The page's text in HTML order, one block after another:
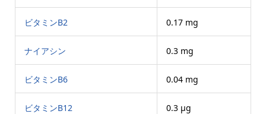
ビタミンB2 0.17 mg
ナイアシン 0.3 mg
ビタミンB6 0.04 mg
ビタミンB12 0.3 μg